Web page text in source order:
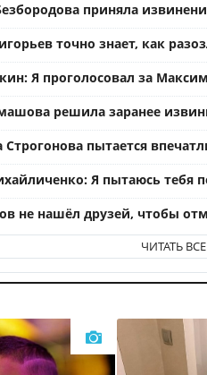
приняла
точно знает, как
Я проголосовал за
решила заранее
Строгонова пытается
Я пытаюсь тебя
не нашёл друзей, чтобы
ЧИТАТЬ